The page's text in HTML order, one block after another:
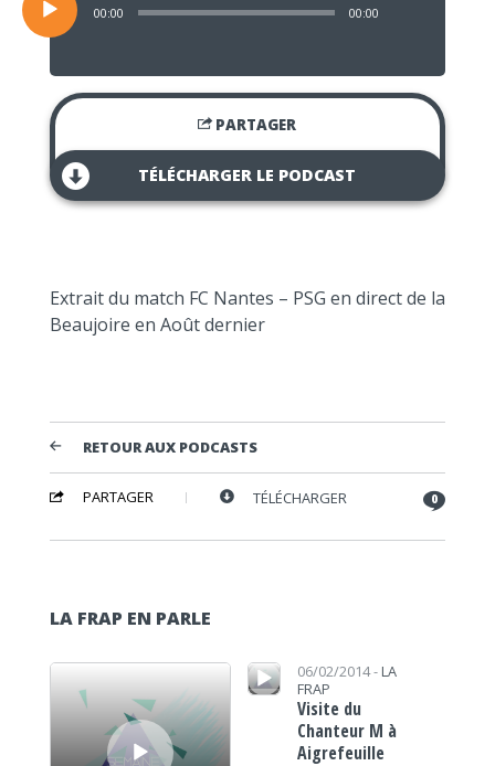
00:00 00:00
PARTAGER
TÉLÉCHARGER LE PODCAST
Extrait du match FC Nantes – PSG en direct de la
Beaujoire en Août dernier
RETOUR AUX PODCASTS
PARTAGER TÉLÉCHARGER 0
LA FRAP EN PARLE
Lecteur audio
Lecteur audio 06/02/2014 - LA
FRAP
Visite du
Chanteur M à
Aigrefeuille